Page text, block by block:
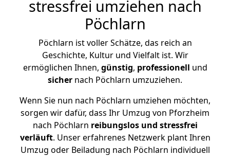
stressfrei umziehen nach
Pöchlarn
Pöchlarn ist voller Schätze, das reich an
Geschichte, Kultur und Vielfalt ist. Wir
ermöglichen Ihnen, günstig, professionell und
sicher nach Pöchlarn umzuziehen.
Wenn Sie nun nach Pöchlarn umziehen möchten,
sorgen wir dafür, dass Ihr Umzug von Pforzheim
nach Pöchlarn reibungslos und stressfrei
verläuft. Unser erfahrenes Netzwerk plant Ihren
Umzug oder Beiladung nach Pöchlarn individuell